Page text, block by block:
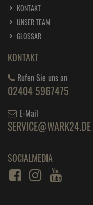
KONTAKT
UNSER TEAM
GLOSSAR
KONTAKT
Rufen Sie uns an
02404 5967475
E-Mail
SERVICE@WARK24.DE
SOCIALMEDIA